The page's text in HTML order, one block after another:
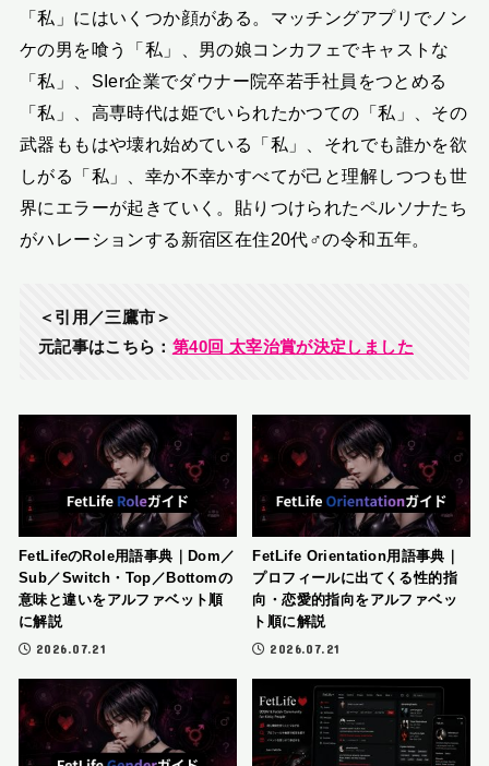
「私」にはいくつか顔がある。マッチングアプリでノン
ケの男を喰う「私」、男の娘コンカフェでキャストな
「私」、SIer企業でダウナー院卒若手社員をつとめる
「私」、高専時代は姫でいられたかつての「私」、その
武器ももはや壊れ始めている「私」、それでも誰かを欲
しがる「私」、幸か不幸かすべてが己と理解しつつも世
界にエラーが起きていく。貼りつけられたペルソナたち
がハレーションする新宿区在住20代♂の令和五年。
＜引用／三鷹市＞
元記事はこちら： 第40回 太宰治賞が決定しました
FetLifeのRole用語事典｜Dom／
Sub／Switch・Top／Bottomの
意味と違いをアルファベット順
に解説
2026.07.21
FetLife Orientation用語事典｜
プロフィールに出てくる性的指
向・恋愛的指向をアルファベッ
ト順に解説
2026.07.21